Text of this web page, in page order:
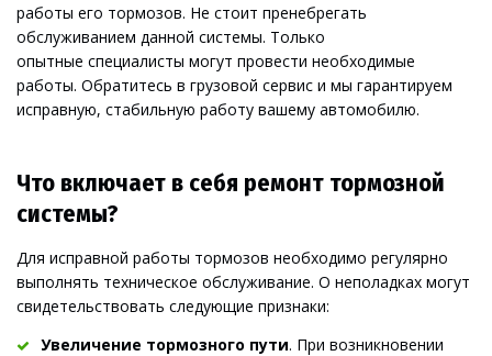
работы его тормозов. Не стоит пренебрегать
обслуживанием данной системы. Только
опытные специалисты могут провести необходимые
работы. Обратитесь в грузовой сервис и мы гарантируем
исправную, стабильную работу вашему автомобилю.
Что включает в себя ремонт тормозной
системы?
Для исправной работы тормозов необходимо регулярно
выполнять техническое обслуживание. О неполадках могут
свидетельствовать следующие признаки:
Увеличение тормозного пути. При возникновении